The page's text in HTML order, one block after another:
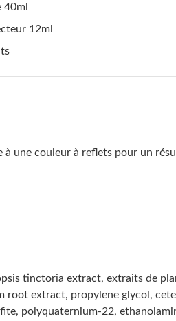
40ml
12ml
à une couleur à reflets pour un
tinctoria extract, extraits de
root extract, propylene glycol,
polyquaternium-22,